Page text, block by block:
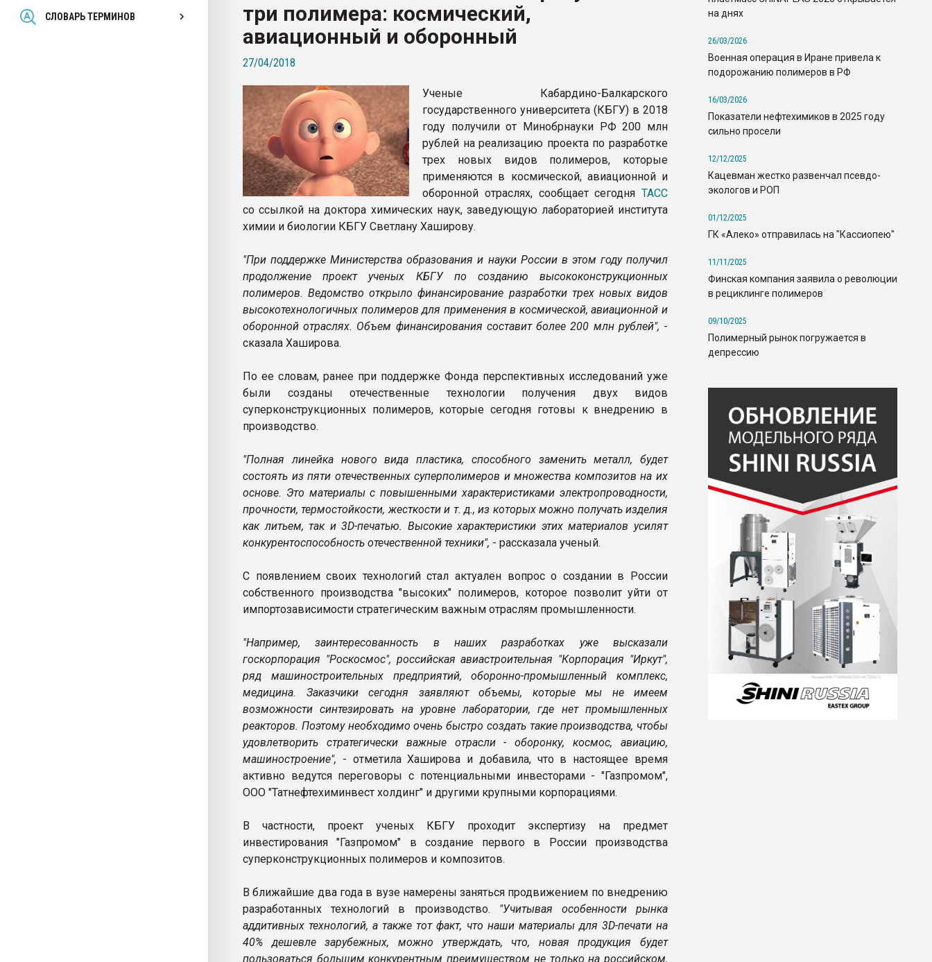
СЛОВАРЬ ТЕРМИНОВ
Всё, что касается выдува ПЭТ
бутылок
ПЕРЕЙТИ НА ФОРУМ
три полимера: космический,
авиационный и оборонный
27/04/2018
Ученые Кабардино-Балкарского
государственного университета (КБГУ) в 2018
году получили от Минобрнауки РФ 200 млн
рублей на реализацию проекта по разработке
трех новых видов полимеров, которые
применяются в космической, авиационной и
оборонной отраслях, сообщает сегодня ТАСС
со ссылкой на доктора химических наук, заведующую лабораторией института
химии и биологии КБГУ Светлану Хаширову.
"При поддержке Министерства образования и науки России в этом году получил
продолжение проект ученых КБГУ по созданию высококонструкционных
полимеров. Ведомство открыло финансирование разработки трех новых видов
высокотехнологичных полимеров для применения в космической, авиационной и
оборонной отраслях. Объем финансирования составит более 200 млн рублей", -
сказала Хаширова.
По ее словам, ранее при поддержке Фонда перспективных исследований уже
были созданы отечественные технологии получения двух видов
суперконструкционных полимеров, которые сегодня готовы к внедрению в
производство.
"Полная линейка нового вида пластика, способного заменить металл, будет
состоять из пяти отечественных суперполимеров и множества композитов на их
основе. Это материалы с повышенными характеристиками электропроводности,
прочности, термостойкости, жесткости и т. д., из которых можно получать изделия
как литьем, так и 3D-печатью. Высокие характеристики этих материалов усилят
конкурентоспособность отечественной техники", - рассказала ученый.
С появлением своих технологий стал актуален вопрос о создании в России
собственного производства "высоких" полимеров, которое позволит уйти от
импортозависимости стратегическим важным отраслям промышленности.
"Например, заинтересованность в наших разработках уже высказали
госкорпорация "Роскосмос", российская авиастроительная "Корпорация "Иркут",
ряд машиностроительных предприятий, оборонно-промышленный комплекс,
медицина. Заказчики сегодня заявляют объемы, которые мы не имеем
возможности синтезировать на уровне лаборатории, где нет промышленных
реакторов. Поэтому необходимо очень быстро создать такие производства, чтобы
удовлетворить стратегически важные отрасли - оборонку, космос, авиацию,
машиностроение", - отметила Хаширова и добавила, что в настоящее время
активно ведутся переговоры с потенциальными инвесторами - "Газпромом",
ООО "Татнефтехиминвест холдинг" и другими крупными корпорациями.
В частности, проект ученых КБГУ проходит экспертизу на предмет
инвестирования "Газпромом" в создание первого в России производства
суперконструкционных полимеров и композитов.
В ближайшие два года в вузе намерены заняться продвижением по внедрению
разработанных технологий в производство. "Учитывая особенности рынка
аддитивных технологий, а также тот факт, что наши материалы для 3D-печати на
40% дешевле зарубежных, можно утверждать, что, новая продукция будет
пользоваться большим конкурентным преимуществом не только на российском,
на днях
26/03/2026
Военная операция в Иране привела к
подорожанию полимеров в РФ
16/03/2026
Показатели нефтехимиков в 2025 году
сильно просели
12/12/2025
Кацевман жестко развенчал псевдо-
экологов и РОП
01/12/2025
ГК «Алеко» отправилась на "Кассиопею"
11/11/2025
Финская компания заявила о революции
в рециклинге полимеров
09/10/2025
Полимерный рынок погружается в
депрессию